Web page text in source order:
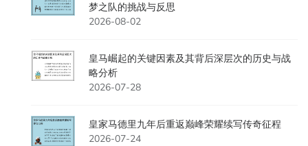
梦之队的挑战与反思
2026-08-02
皇马崛起的关键因素及其背后深层次的历史与战
略分析
2026-07-28
皇家马德里九年后重返巅峰荣耀续写传奇征程
2026-07-24